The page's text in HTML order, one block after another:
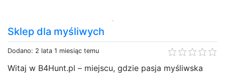
Sklep dla myśliwych
Dodano: 2 lata 1 miesiąc temu
Witaj w B4Hunt.pl – miejscu, gdzie pasja myśliwska